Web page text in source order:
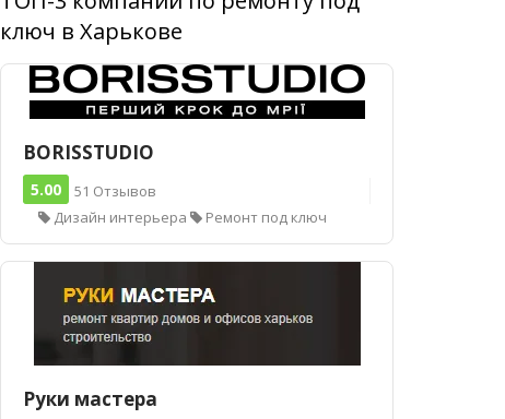
ключ в Харькове
BORISSTUDIO
5.00
51 Отзывов
Дизайн интерьера
Ремонт под ключ
Руки мастера